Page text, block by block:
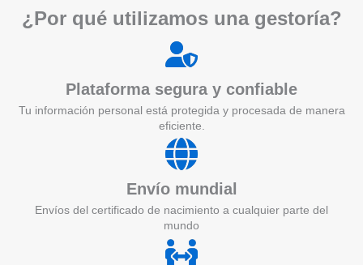
¿Por qué utilizamos una gestoría?
Plataforma segura y confiable
Tu información personal está protegida y procesada de manera
eficiente.
Envío mundial
Envíos del certificado de nacimiento a cualquier parte del
mundo